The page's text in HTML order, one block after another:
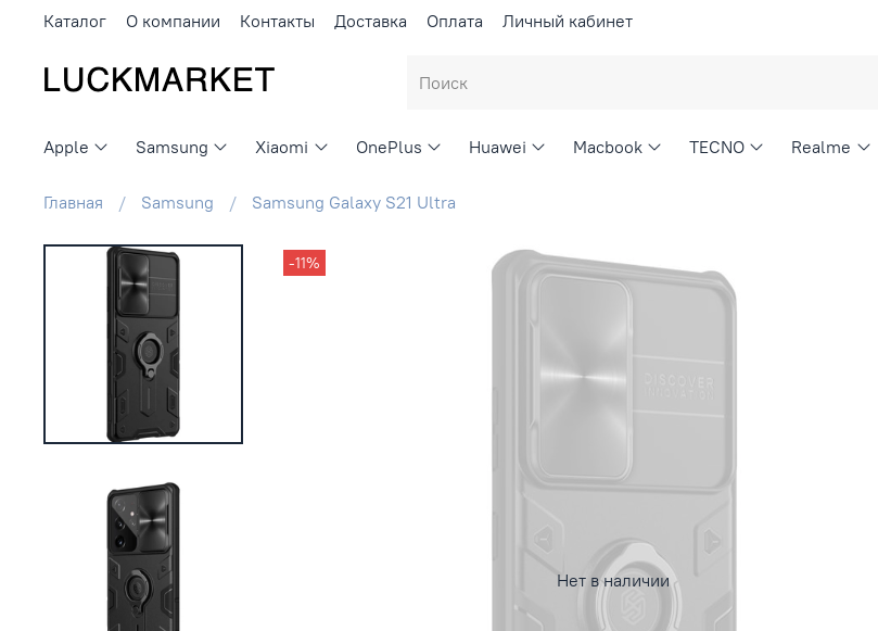
Каталог О компании Контакты Доставка Оплата Личный кабинет
Apple Samsung Xiaomi OnePlus Huawei Macbook TECNO Realme
Главная Samsung Samsung Galaxy S21 Ultra
Нет в наличии
-11%